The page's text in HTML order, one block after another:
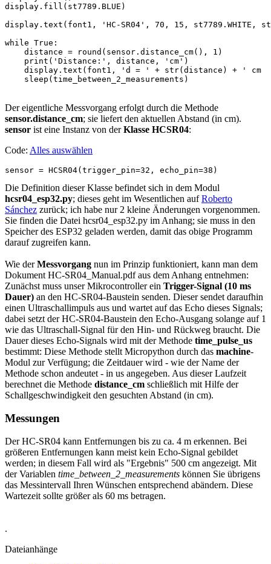
display.fill(st7789.BLUE)
display.text(font1, 'HC-SR04', 70, 15, st7789.WHITE,
while True:
    distance = round(sensor.distance_cm(), 1)
    print('Distance:', distance, 'cm')
display.text(font1, 'd = ' + str(distance) + ' cm
Der eigentliche Messvorgang erfolgt durch die Methode
sensor.distance_cm; sie liefert den aktuellen Abstand (in cm).
sensor ist eine Instanz von derKlasse HCSR04:
Code: Alles auswählen
sensor = HCSR04(trigger_pin=32, echo_pin=38)
Die Definition dieser Klasse befindet sich in dem Modul
hcsr04_esp32.py; dieses geht im Wesentlichen aufRoberto
Sánchez zurück; ich habe nur 2 kleine Änderungen vorgenommen.
Sie finden die Datei hcsr04_esp32.py im Anhang; sie muss in den
Speicher des ESP32 geladen werden, damit das obige Programm
darauf zugreifen kann.
Wie derMessvorgang nun im Prinzip funktioniert, kann man dem
Dokument HC-SR04_Manual.pdf aus dem Anhang entnehmen:
Zunächst muss unser Mikrocontroller ein Trigger-Signal (10 ms
Dauer) an den HC-SR04-Baustein senden. Dieser sendet daraufhin
einen Ultraschallimpuls aus und wartet auf das Echo dieses Signals;
dabei setzt der HC-SR04-Baustein den Echo-Ausgang solange auf 1
wie das Ultraschall-Signal für den Hin- und Rückweg braucht. Die
Dauer dieses Echo-Signals wird mit der Methode time_pulse_us
bestimmt: Diese Methode stellt Micropython durch das machine-
Modul zur Verfügung; die Zeitdauer wird - wie der Name der
Methode schon andeutet - in us angegeben. Aus dieser Laufzeit
berechnet die Methode distance_cm schließlich mit Hilfe der
Schallgeschwindigkeit den gesuchten Abstand (in cm).
Messungen
Der HC-SR04 kann Entfernungen bis zu ca. 4 m erkennen. Bei
größeren Entfernungen kann meist kein Echo-Signal gebildet
werden; in diesem Fall wird als "Ergebnis" 500 cm angezeigt. Mit
der Variablen time_between_2_measurements können Sie übrigens
das Messintervall Ihren Wünschen entsprechend abändern. Diese
Wartezeit sollte größer als 60 ms betragen.
.
Dateianhänge